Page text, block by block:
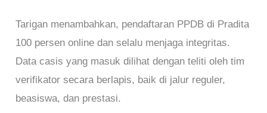
Tarigan menambahkan, pendaftaran PPDB di Pradita
100 persen online dan selalu menjaga integritas.
Data casis yang masuk dilihat dengan teliti oleh tim
verifikator secara berlapis, baik di jalur reguler,
beasiswa, dan prestasi.